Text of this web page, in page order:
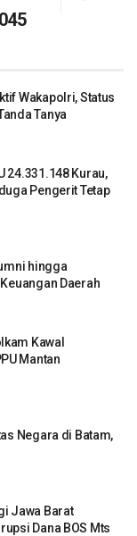
Wakapolri, Status
Tanya
24.331.148 Kurau,
Pengerit Tetap
hingga
Daerah
Kawal
Mantan
Negara di Batam,
Jawa Barat
Dana BOS Mts